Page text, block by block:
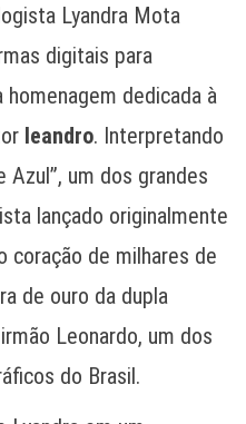
Lyandra Mota
digitais para
dedicada à
leandro. Interpretando
Azul”, um dos grandes
lançado originalmente
coração de milhares de
de ouro da dupla
Leonardo, um dos
do Brasil.